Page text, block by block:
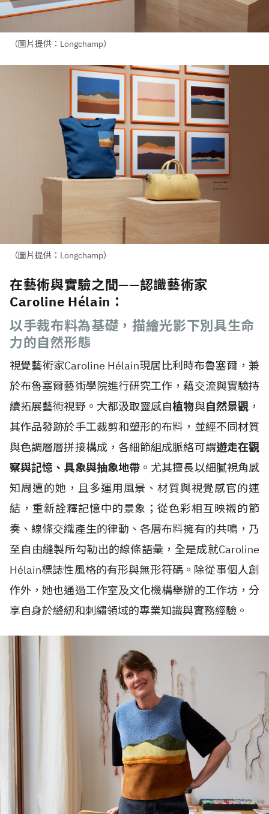
（圖片提供：Longchamp）
（圖片提供：Longchamp）
在藝術與實驗之間——認識藝術家
Caroline Hélain：
以手裁布料為基礎，描繪光影下別具生命
力的自然形態
視覺藝術家Caroline Hélain現居比利時布魯塞爾，兼
於布魯塞爾藝術學院進行研究工作，藉交流與實驗持
續拓展藝術視野。大都汲取靈感自植物與自然景觀 ，
其作品發跡於手工裁剪和塑形的布料，並經不同材質
與色調層層拼接構成，各細節組成脈絡可謂遊走在觀
察與記憶、具象與抽象地帶 。尤其擅長以細膩視角感
知周遭的她，且多運用風景、材質與視覺感官的連
結，重新詮釋記憶中的景象；從色彩相互映襯的節
奏、線條交織產生的律動、各層布料擁有的共鳴，乃
至自由縫製所勾勒出的線條語彙，全是成就Caroline
Hélain標誌性風格的有形與無形符碼。除從事個人創
作外，她也通過工作室及文化機構舉辦的工作坊，分
享自身於縫紉和刺繡領域的專業知識與實務經驗。